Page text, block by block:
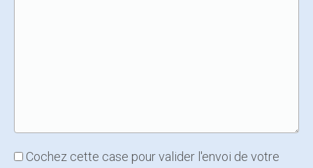
Cochez cette case pour valider l'envoi de votre